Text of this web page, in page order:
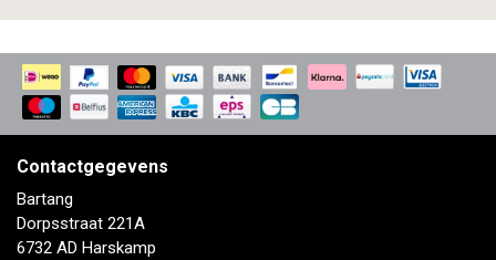
Contactgegevens
Bartang
Dorpsstraat 221A
6732 AD Harskamp